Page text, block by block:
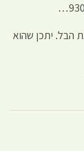
הבל. יתכן שהוא